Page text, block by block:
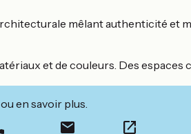
mêlant authenticité et
et de couleurs. Des
en savoir plus.